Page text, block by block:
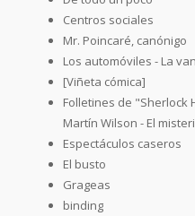
Centros sociales
Mr. Poincaré, canónigo
Los automóviles - La
[Viñeta cómica]
Folletines de "Sherlock
Martín Wilson - El
Espectáculos caseros
El busto
Grageas
binding